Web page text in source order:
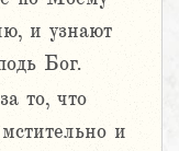
и узнают
Бог.
то, что
и